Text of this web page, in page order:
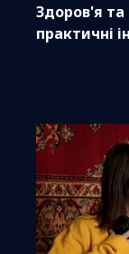
Здоров'я та
практичні